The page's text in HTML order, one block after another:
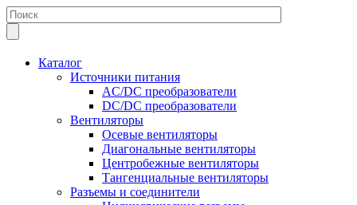
Каталог
Источники питания
AC/DC преобразователи
DC/DC преобразователи
Вентиляторы
Осевые вентиляторы
Диагональные вентиляторы
Центробежные вентиляторы
Тангенциальные вентиляторы
Разъемы и соединители